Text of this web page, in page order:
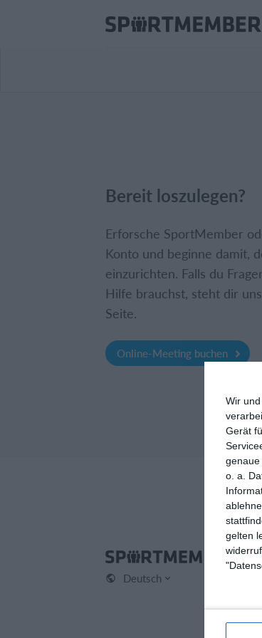
Wir
Gerät
o. a.
gelten
Bereit loszulegen?
Erforsche SportMember
Konto und beginne damit,
einzurichten. Falls du
Hilfe brauchst, steht dir
Seite.
Online-Meeting buchen
Deutsch